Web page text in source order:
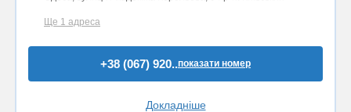
Ще 1 адреса
+38 (067) 920..показати номер
Докладніше